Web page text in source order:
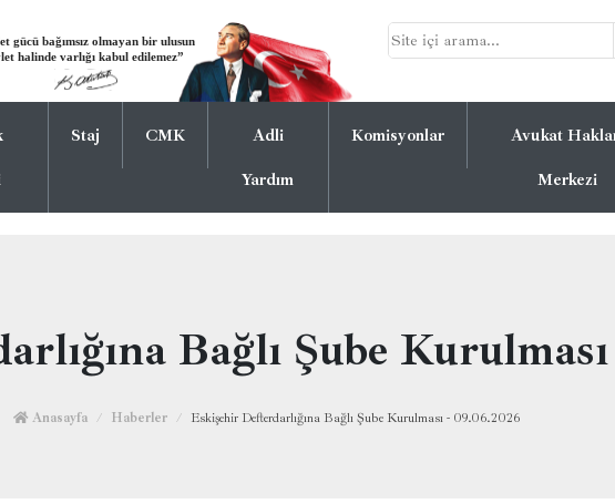
Staj CMK Adli
Yardım
Komisyonlar Avukat
Merkezi
Bağlı Şube
Anasayfa Haberler Eskişehir Defterdarlığına Bağlı Şube Kurulması - 09.06.2026